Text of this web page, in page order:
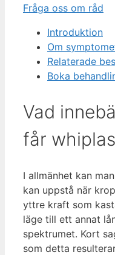
Fråga oss om råd
Introduktion
Om
Relaterade
Boka
Vad
får
I allmänhet kan
kan uppstå när
yttre kraft som
läge till ett annat
spektrumet. Kort
som detta